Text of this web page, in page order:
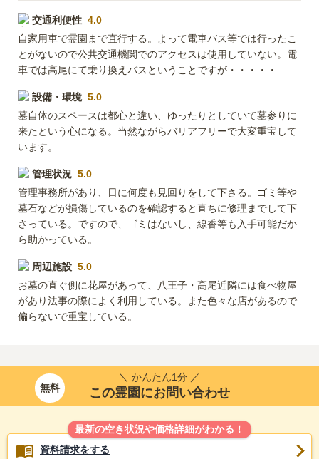
交通利便性 4.0
自家用車で霊園まで直行する。よって電車バス等では行ったこ
とがないので公共交通機関でのアクセスは使用していない。電
車では高尾にて乗り換えバスということですが・・・・・
設備・環境 5.0
墓自体のスペースは都心と違い、ゆったりとしていて墓参りに
来たという心になる。当然ながらバリアフリーで大変重宝して
います。
管理状況 5.0
管理事務所があり、日に何度も見回りをして下さる。ゴミ等や
墓石などが損傷しているのを確認すると直ちに修理までして下
さっている。ですので、ゴミはないし、線香等も入手可能だか
ら助かっている。
周辺施設 5.0
お墓の直ぐ側に花屋があって、八王子・高尾近隣には食べ物屋
があり法事の際によく利用している。また色々な店があるので
偏らないで重宝している。
無料
＼ かんたん1分 ／
この霊園にお問い合わせ
最新の空き状況や価格詳細がわかる！
資料請求をする